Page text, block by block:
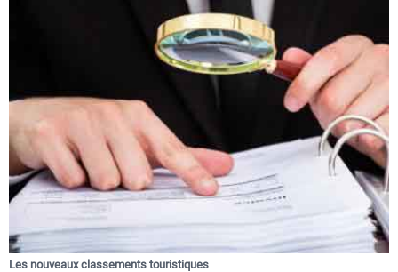
Les nouveaux classements touristiques